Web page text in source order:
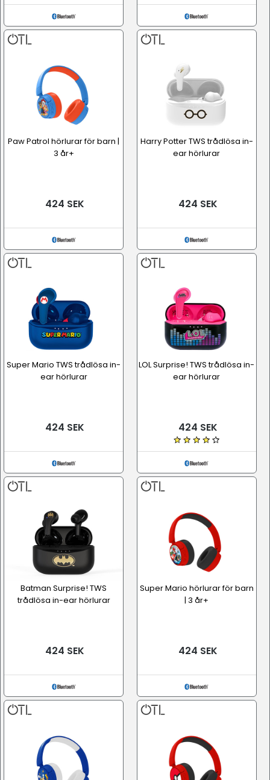
Paw Patrol hörlurar för barn |
3 år+
424 SEK
Harry Potter TWS trådlösa in-
ear hörlurar
424 SEK
Super Mario TWS trådlösa in-
ear hörlurar
424 SEK
LOL Surprise! TWS trådlösa in-
ear hörlurar
424 SEK
Batman Surprise! TWS
trådlösa in-ear hörlurar
424 SEK
Super Mario hörlurar för barn
| 3 år+
424 SEK